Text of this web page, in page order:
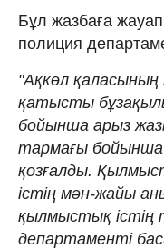
Бұл жазбаға
полиция
"Ақкөл
қатысты
бойынша арыз
тармағы бойынша
қозғалды.
істің мән-жайы
қылмыстық істің
департаменті